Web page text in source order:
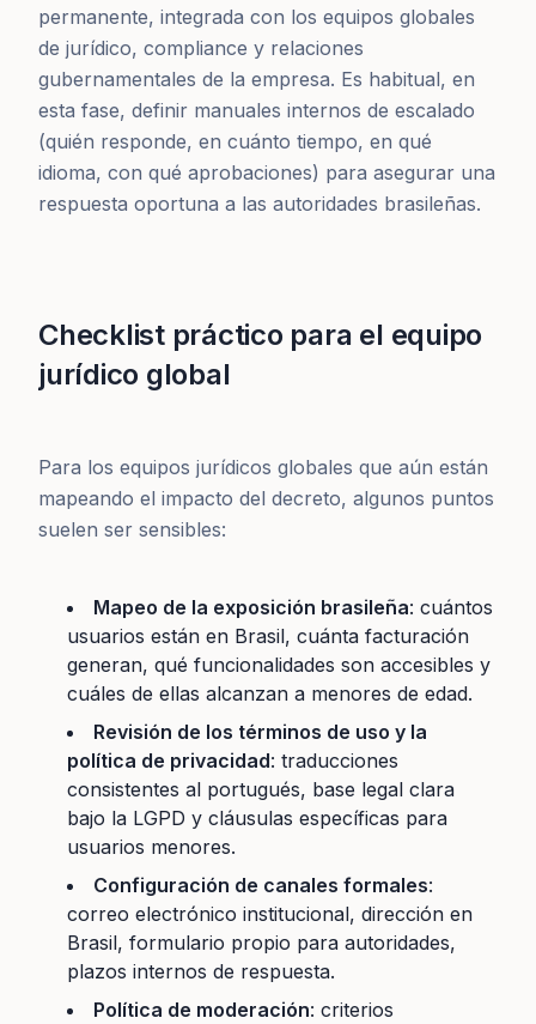
permanente, integrada con los equipos globales
de jurídico, compliance y relaciones
gubernamentales de la empresa. Es habitual, en
esta fase, definir manuales internos de escalado
(quién responde, en cuánto tiempo, en qué
idioma, con qué aprobaciones) para asegurar una
respuesta oportuna a las autoridades brasileñas.
Checklist práctico para el equipo
jurídico global
Para los equipos jurídicos globales que aún están
mapeando el impacto del decreto, algunos puntos
suelen ser sensibles:
Mapeo de la exposición brasileña: cuántos
usuarios están en Brasil, cuánta facturación
generan, qué funcionalidades son accesibles y
cuáles de ellas alcanzan a menores de edad.
Revisión de los términos de uso y la
política de privacidad: traducciones
consistentes al portugués, base legal clara
bajo la LGPD y cláusulas específicas para
usuarios menores.
Configuración de canales formales:
correo electrónico institucional, dirección en
Brasil, formulario propio para autoridades,
plazos internos de respuesta.
Política de moderación: criterios